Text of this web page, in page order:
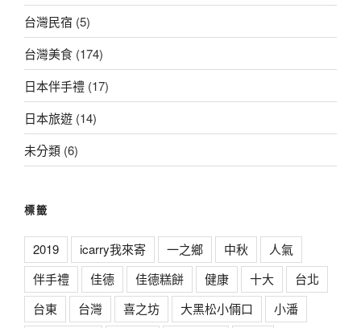
台灣民宿 (5)
台灣美食 (174)
日本伴手禮 (17)
日本旅遊 (14)
未分類 (6)
標籤
2019 icarry我來寄 一之鄉 中秋
人氣
伴手禮
佳德 佳德糕餅 健康 十大
台北
台東
台灣 喜之坊 大黑松小倆口
小潘